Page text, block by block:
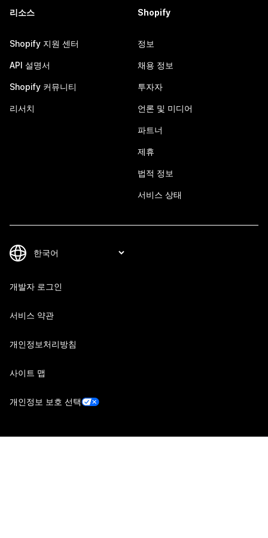
리소스
Shopify 지원 센터
API 설명서
Shopify 커뮤니티
리서치
Shopify
정보
채용 정보
투자자
언론 및 미디어
파트너
제휴
법적 정보
서비스 상태
개발자 로그인
서비스 약관
개인정보처리방침
사이트 맵
개인정보 보호 선택